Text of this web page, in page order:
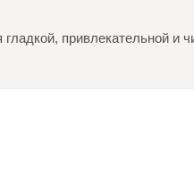
привлекательной и